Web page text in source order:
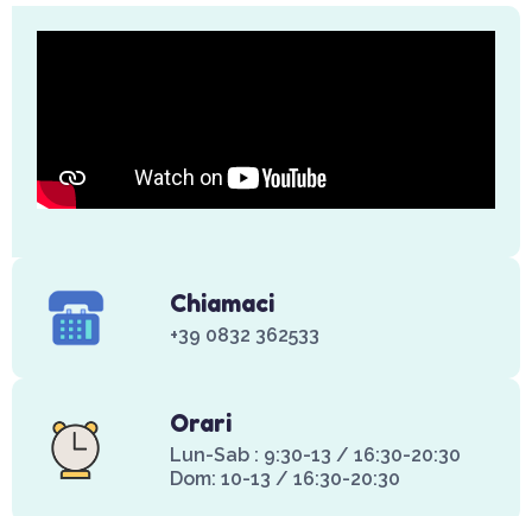
Chiamaci
+39 0832 362533
Orari
Lun-Sab : 9:30-13 / 16:30-20:30
Dom: 10-13 / 16:30-20:30